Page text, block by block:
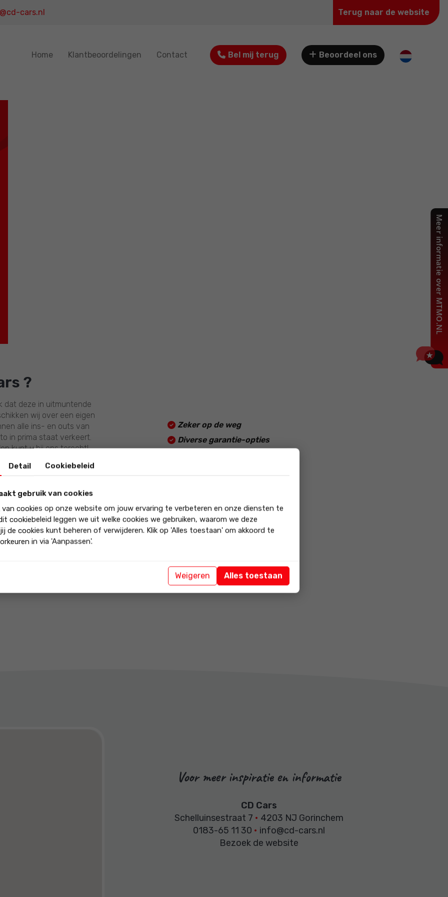
cars.nl Terug naar de website
Home Klantbeoordelingen Contact Bel mij terug Beoordeel ons
?
dat deze in uitmuntende
wij over een eigen
alle ins- en outs van
in prima staat verkeert.
kunt u bij ons terecht!
in samenwerking met
wij u de mogelijkheid
af te sluiten. U kunt,
6 tot 12 maanden
Plan, is dat u de kunt
u ver bij ons
Maar u mag
Vraag aan onze
tarieven.
Zeker op de weg
Diverse garantie-opties
Voor meer inspiratie en informatie
CD Cars
Schelluinsestraat 7 • 4203 NJ Gorinchem
0183-65 11 30 • info@cd-cars.nl
Bezoek de website
Detail Cookiebeleid
gebruik van cookies
van cookies op onze website om jouw ervaring te verbeteren en onze diensten te
cookiebeleid leggen we uit welke cookies we gebruiken, waarom we deze
de cookies kunt beheren of verwijderen. Klik op 'Alles toestaan' om akkoord te
in via 'Aanpassen'.
Weigeren Alles toestaan